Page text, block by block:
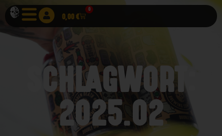
0,00€
0
SCHLAGWORT:
2025.02